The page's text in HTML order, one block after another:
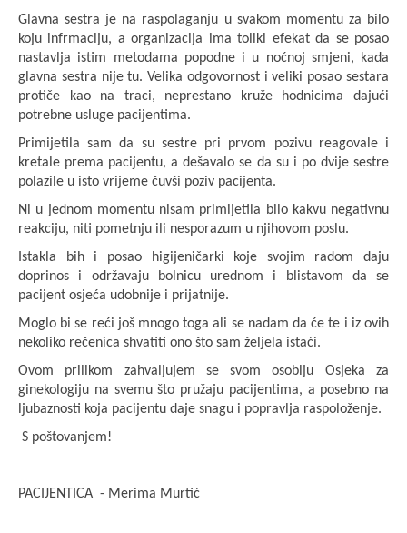
Glavna sestra je na raspolaganju u svakom momentu za bilo
koju infrmaciju, a organizacija ima toliki efekat da se posao
nastavlja istim metodama popodne i u noćnoj smjeni, kada
glavna sestra nije tu. Velika odgovornost i veliki posao sestara
protiče kao na traci, neprestano kruže hodnicima dajući
potrebne usluge pacijentima.
Primijetila sam da su sestre pri prvom pozivu reagovale i
kretale prema pacijentu, a dešavalo se da su i po dvije sestre
polazile u isto vrijeme čuvši poziv pacijenta.
Ni u jednom momentu nisam primijetila bilo kakvu negativnu
reakciju, niti pometnju ili nesporazum u njihovom poslu.
Istakla bih i posao higijeničarki koje svojim radom daju
doprinos i održavaju bolnicu urednom i blistavom da se
pacijent osjeća udobnije i prijatnije.
Moglo bi se reći još mnogo toga ali se nadam da će te i iz ovih
nekoliko rečenica shvatiti ono što sam željela istaći.
Ovom prilikom zahvaljujem se svom osoblju Osjeka za
ginekologiju na svemu što pružaju pacijentima, a posebno na
ljubaznosti koja pacijentu daje snagu i popravlja raspoloženje.
S poštovanjem!
PACIJENTICA - Merima Murtić